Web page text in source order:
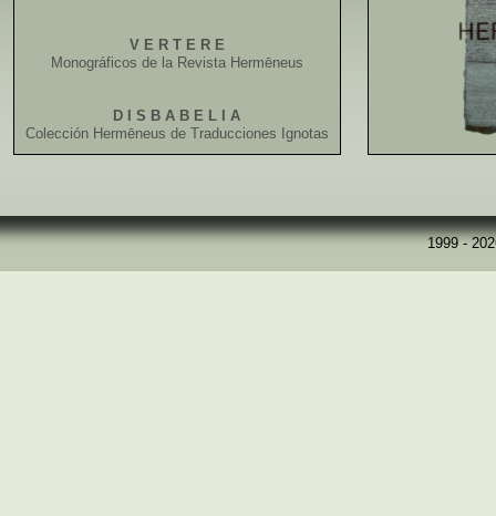
V E R T E R E
Monográficos de la Revista Hermēneus
D I S B A B E L I A
Colección Hermēneus de Traducciones Ignotas
1999 -